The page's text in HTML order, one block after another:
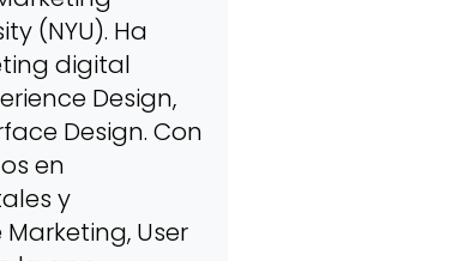
(NYU). Ha
digital
Design,
Design. Con
en
y
User